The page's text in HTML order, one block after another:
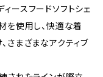
ースフードソフトシェ
を使用し、快適な着
さまざまなアクティブ